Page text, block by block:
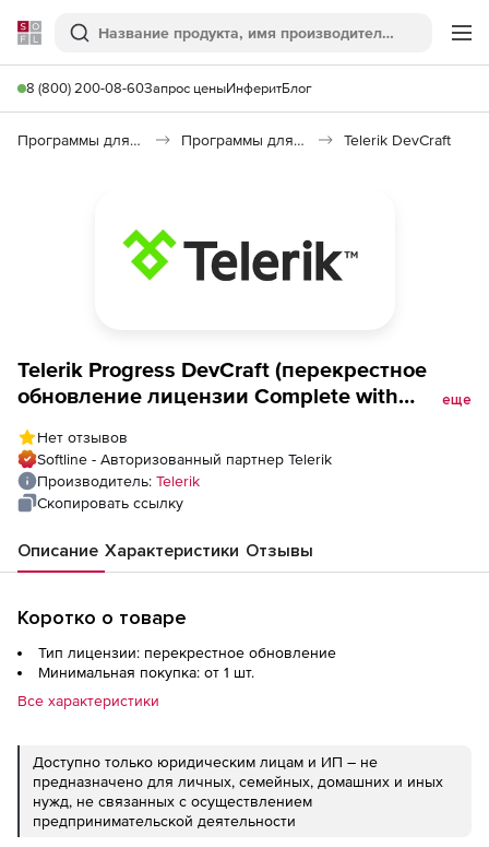
Softline
Поиск
8 (800) 200-08-60Запрос ценыИнферитБлог
Программы для программирования Программы для разработки ПО Telerik DevCraft
Telerik Progress DevCraft (перекрестное
обновление лицензии Complete with
for UWP Developer License
еще
Нет отзывов
Softline - Авторизованный партнер Telerik
Производитель: Telerik
Скопировать ссылку
Описание Характеристики Отзывы
Коротко о товаре
Тип лицензии: перекрестное обновление
Минимальная покупка: от 1 шт.
Все характеристики
Доступно только юридическим лицам и ИП – не
предназначено для личных, семейных, домашних и иных
нужд, не связанных с осуществлением
предпринимательской деятельности